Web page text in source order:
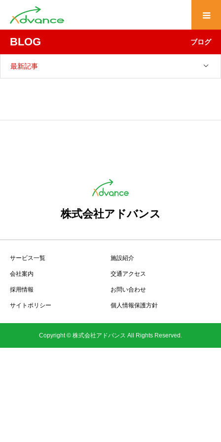
BLOG ブログ
最新記事
株式会社アドバンス
サービス一覧 施設紹介
会社案内 交通アクセス
採用情報 お問い合わせ
サイトポリシー 個人情報保護方針
Copyright © 株式会社アドバンス All Rights Reserved.